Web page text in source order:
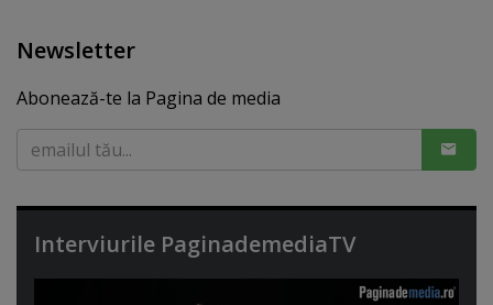
Newsletter
Abonează-te la Pagina de media
Interviurile PaginademediaTV